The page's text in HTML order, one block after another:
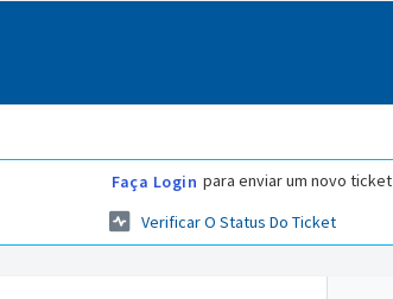
Faça Login para enviar um novo ticket
Verificar O Status Do Ticket